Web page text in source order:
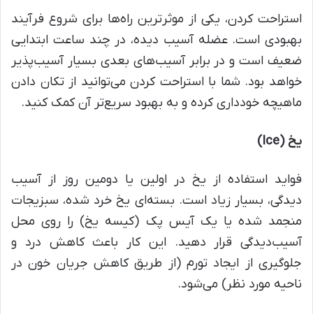
استراحت کردن، یکی از موثرترین راه‌ها برای شروع فرآیند
بهبودی است. عضله آسیب دیده، در چند ساعت ابتدایی
ضعیف است و در برابر آسیب‌های بعدی بسیار آسیب‌پذیر
خواهد بود. شما با استراحت کردن می‌توانید از تکان دادن
ماهیچه خودداری کرده و به بهبود سریع‌تر آن کمک کنید.
یخ(Ice)
فواید استفاده از یخ در اولین یا دومین روز از آسیب
دیدگی، بسیار زیاد است. بسته‌ای یخ خرد شده، سبزیجات
منجمد شده یا یک آیس پک (کیسه یخ) را روی محل
آسیب‌دیدگی قرار دهید. این کار باعث کاهش درد و
جلوگیری از ایجاد تورم (از طریق کاهش جریان خون در
ناحیه مورد نظر) می‌شود.